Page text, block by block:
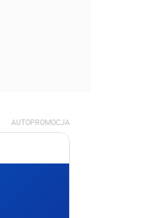
AUTOPROMOCJA